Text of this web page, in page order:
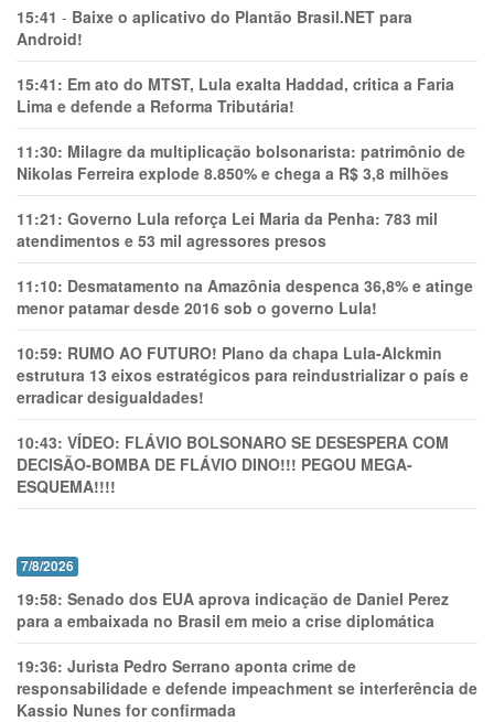
15:41 - Baixe o aplicativo do Plantão Brasil.NET para
Android!
15:41: Em ato do MTST, Lula exalta Haddad, critica a Faria
Lima e defende a Reforma Tributária!
11:30: Milagre da multiplicação bolsonarista: patrimônio de
Nikolas Ferreira explode 8.850% e chega a R$ 3,8 milhões
11:21: Governo Lula reforça Lei Maria da Penha: 783 mil
atendimentos e 53 mil agressores presos
11:10: Desmatamento na Amazônia despenca 36,8% e atinge
menor patamar desde 2016 sob o governo Lula!
10:59: RUMO AO FUTURO! Plano da chapa Lula-Alckmin
estrutura 13 eixos estratégicos para reindustrializar o país e
erradicar desigualdades!
10:43: VÍDEO: FLÁVIO BOLSONARO SE DESESPERA COM
DECISÃO-BOMBA DE FLÁVIO DINO!!! PEGOU MEGA-
ESQUEMA!!!!
7/8/2026
19:58: Senado dos EUA aprova indicação de Daniel Perez
para a embaixada no Brasil em meio a crise diplomática
19:36: Jurista Pedro Serrano aponta crime de
responsabilidade e defende impeachment se interferência de
Kassio Nunes for confirmada